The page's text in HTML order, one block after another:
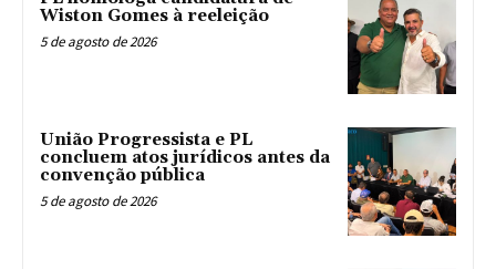
Wiston Gomes à reeleição
5 de agosto de 2026
União Progressista e PL
concluem atos jurídicos antes da
convenção pública
5 de agosto de 2026